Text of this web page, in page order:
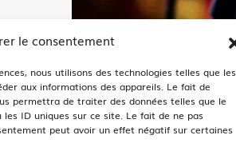
le consentement
nous utilisons des technologies telles que les
aux informations des appareils. Le fait de
permettra de traiter des données telles que le
ID uniques sur ce site. Le fait de ne pas
peut avoir un effet négatif sur certaines